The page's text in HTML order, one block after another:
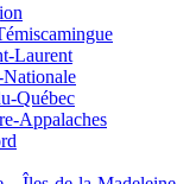
Laurent
Québec
Appalaches